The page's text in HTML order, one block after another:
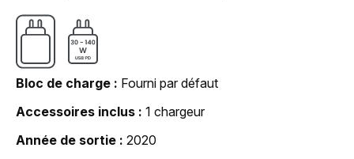
Bloc de charge
Fourni par défaut
Accessoires inclus
1 chargeur
Année de sortie
2020